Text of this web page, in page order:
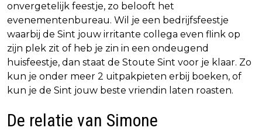
onvergetelijk feestje, zo belooft het
evenementenbureau. Wil je een bedrijfsfeestje
waarbij de Sint jouw irritante collega even flink op
zijn plek zit of heb je zin in een ondeugend
huisfeestje, dan staat de Stoute Sint voor je klaar. Zo
kun je onder meer 2 uitpakpieten erbij boeken, of
kun je de Sint jouw beste vriendin laten roasten.
De relatie van Simone